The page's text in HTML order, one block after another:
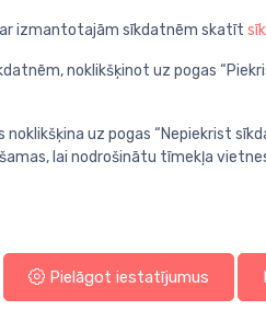
izmantotajām sīkdatnēm skatīt
noklikšķinot uz pogas
uz pogas “Nepiekrist
lai nodrošinātu tīmekļa
Pielāgot iestatījumus